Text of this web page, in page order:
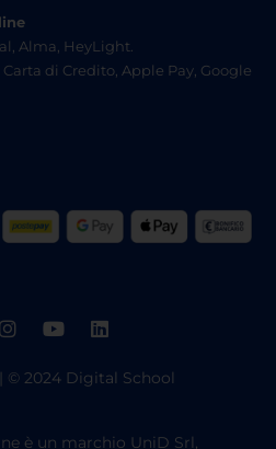
Alma, HeyLight.
di Credito, Apple Pay, Google
| © 2024 Digital School
è un marchio UniD Srl,